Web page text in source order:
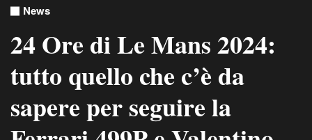
News
24 Ore di Le Mans 2024:
tutto quello che c’è da
sapere per seguire la